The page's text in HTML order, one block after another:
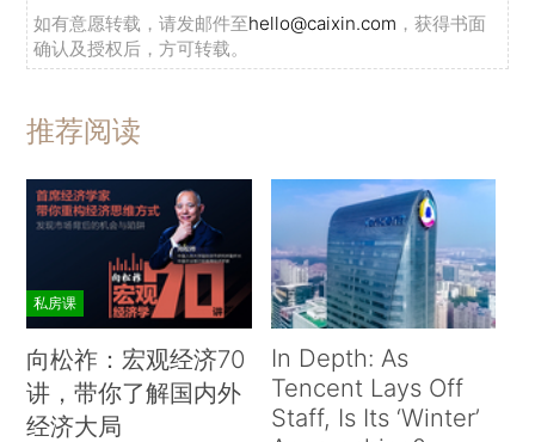
如有意愿转载，请发邮件至hello@caixin.com ，获得书面
确认及授权后，方可转载。
推荐阅读
私房课
向松祚：宏观经济70
讲，带你了解国内外
经济大局
In Depth: As
Tencent Lays Off
Staff, Is Its ‘Winter’